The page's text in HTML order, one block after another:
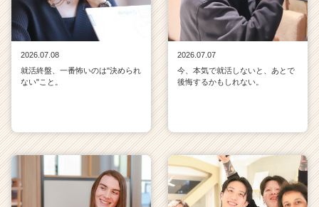
2026.07.08
就活終盤、一番怖いのは"決められ
ない"こと。
2026.07.07
今、本気で就活しないと、あとで
後悔するかもしれない。